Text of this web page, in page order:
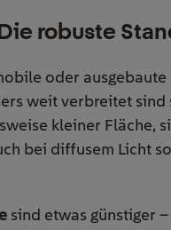
robuste
oder
weit verbreitet sind
kleiner Fläche,
bei diffusem Licht
sind etwas günstiger